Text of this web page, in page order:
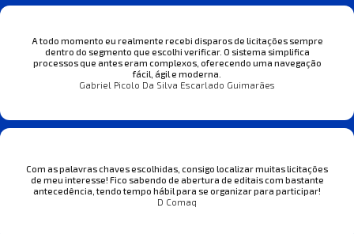
A todo momento eu realmente recebi disparos de licitações sempre
dentro do segmento que escolhi verificar. O sistema simplifica
processos que antes eram complexos, oferecendo uma navegação
fácil, ágil e moderna.
Gabriel Picolo Da Silva Escarlado Guimarães
Com as palavras chaves escolhidas, consigo localizar muitas licitações
de meu interesse! Fico sabendo de abertura de editais com bastante
antecedência, tendo tempo hábil para se organizar para participar!
D Comaq